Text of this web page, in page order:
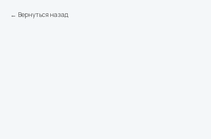
Вернуться назад